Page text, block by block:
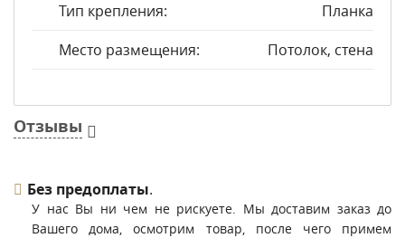
Тип крепления:
Планка
Место размещения:
Потолок, стена
Отзывы
Без предоплаты.
У нас Вы ни чем не рискуете. Мы доставим заказ до
Вашего дома, осмотрим товар, после чего примем